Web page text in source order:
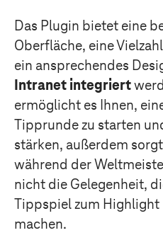
Das Plugin bietet eine
Oberfläche, eine
ein ansprechendes
Intranet integriert
ermöglicht es Ihnen,
Tipprunde zu starten
stärken, außerdem
während der
nicht die Gelegenheit,
Tippspiel zum Highlight
machen.